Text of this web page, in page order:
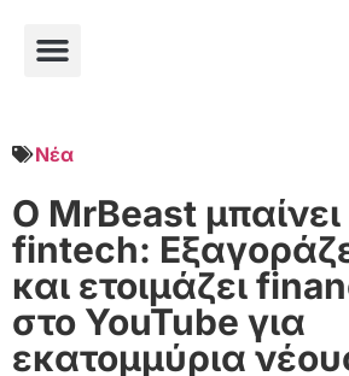
Νέα
Ο MrBeast
fintech:
και ετοιμάζει
στο YouTube για
εκατομμύρια